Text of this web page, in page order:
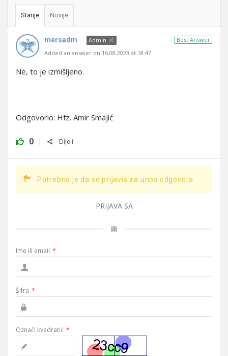
Starije Novije
Best Answer
mersadm
Admin
Added an answer on 16.08.2023 at 18:47
Ne, to je izmišljeno.
Odgovorio: Hfz. Amir Smajić
0 Dijeli
Potrebno je da se prijaviš za unos odgovora.
PRIJAVA SA
ili
Ime ili email *
Šifra *
Označi kvadratić *